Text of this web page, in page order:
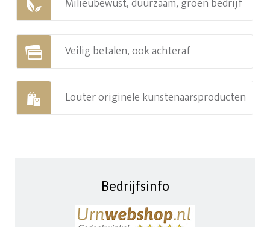
Veilig betalen, ook achteraf
Louter originele kunstenaarsproducten
Bedrijfsinfo